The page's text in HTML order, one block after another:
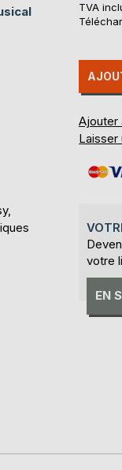
TVA
Ajouter
Laisser
votre
EN